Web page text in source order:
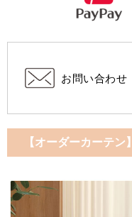
お問い合わせ
【オーダーカーテン】